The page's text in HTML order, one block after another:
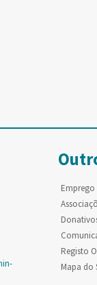
Emprego
Registo
Mapa do